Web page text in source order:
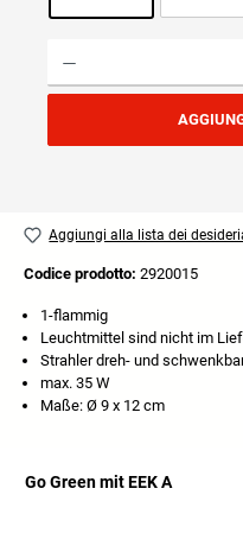
Aggiungi alla lista dei
Codice prodotto: 2920015
1-flammig
Leuchtmittel sind nicht im
Strahler dreh- und
max. 35 W
Maße: Ø 9 x 12 cm
Go Green mit EEK A